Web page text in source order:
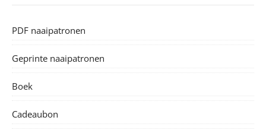
PDF naaipatronen
Geprinte naaipatronen
Boek
Cadeaubon